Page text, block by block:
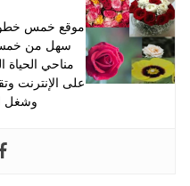
موقع خمس
سهل من
مناحي الحياة
على الإنترنت
وشغل